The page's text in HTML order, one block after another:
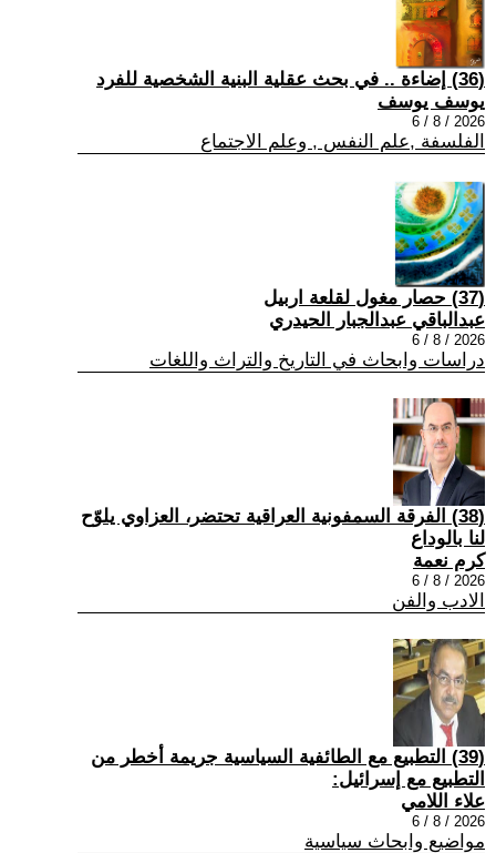
(36) إضاءة .. في بحث عقلية البنية الشخصية للفرد
يوسف يوسف
2026 / 8 / 6
الفلسفة ,علم النفس , وعلم الاجتماع
(37) حصار مغول لقلعة اربيل
عبدالباقي عبدالجبار الحيدري
2026 / 8 / 6
دراسات وابحاث في التاريخ والتراث واللغات
(38) الفرقة السمفونية العراقية تحتضر، العزاوي يلوّح
لنا بالوداع
كرم نعمة
2026 / 8 / 6
الادب والفن
(39) التطبيع مع الطائفية السياسية جريمة أخطر من
التطبيع مع إسرائيل:
علاء اللامي
2026 / 8 / 6
مواضيع وابحاث سياسية